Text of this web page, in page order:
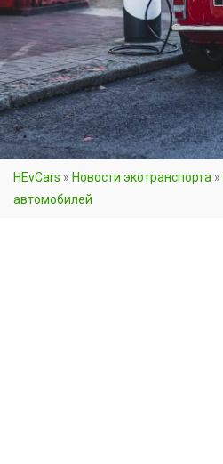
HEvCars » Новости экотранспорта »
автомобилей